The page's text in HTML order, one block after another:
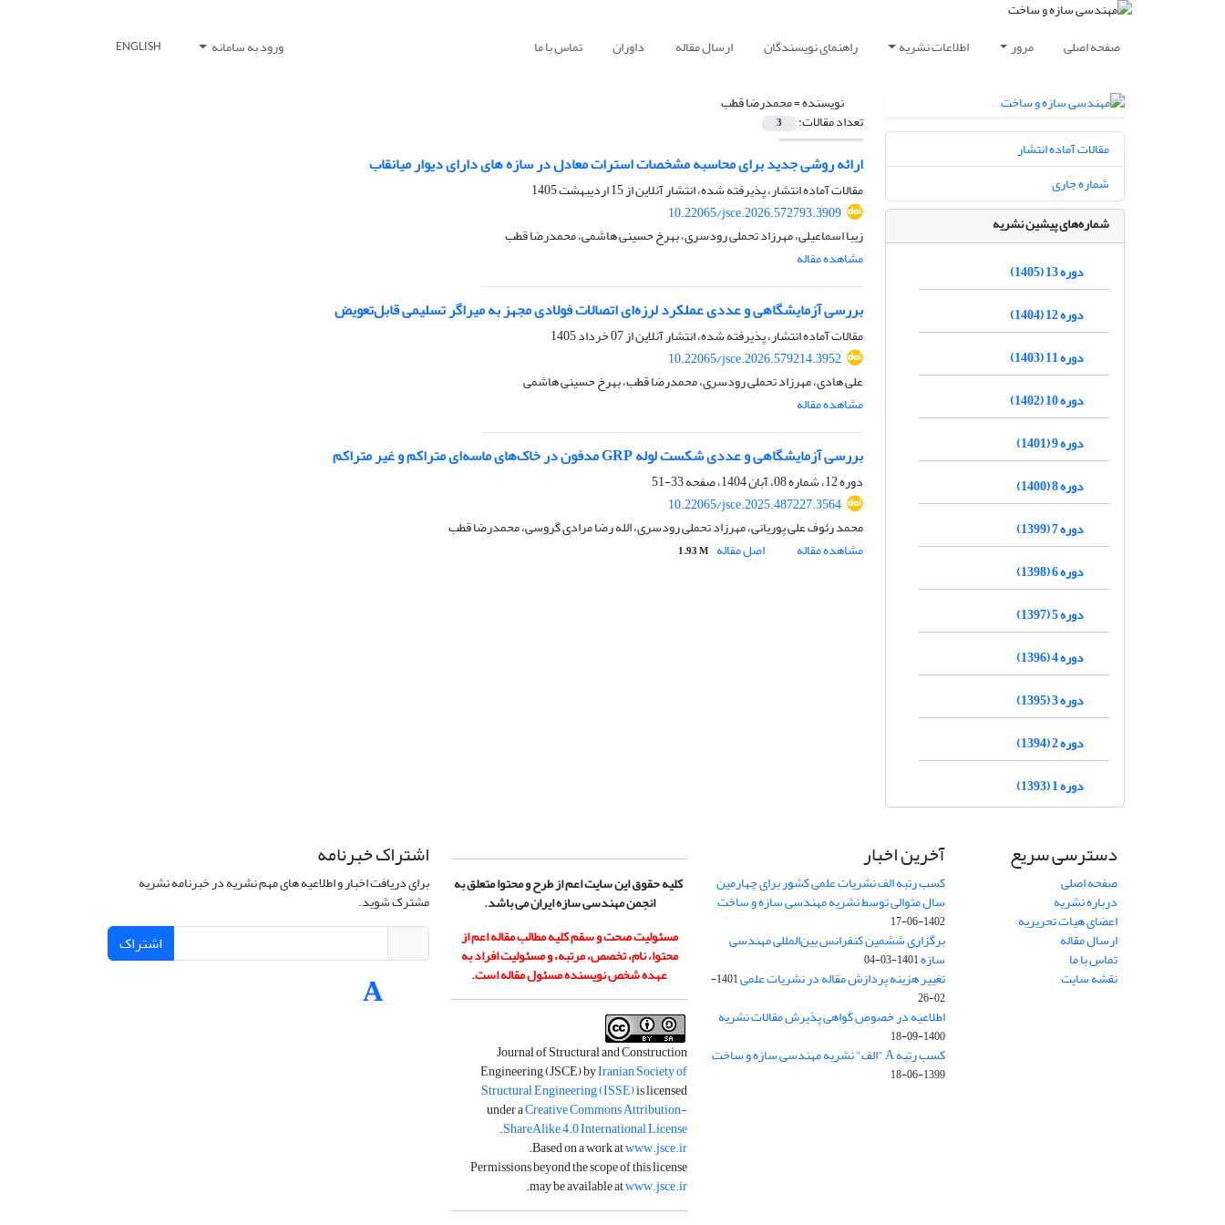
صفحه اصلی مرور اطلاعات نشریه راهنمای نویسندگان ارسال مقاله داوران تماس با ما ورود به سامانه ENGLISH
نویسنده =محمدرضا قطب
تعداد مقالات: 3
ارائه روشی جدید برای محاسبه مشخصات استرات معادل در سازه های دارای دیوار میانقاب
مقالات آماده انتشار، پذیرفته شده، انتشار آنلاین از15 اردیبهشت 1405
10.22065/jsce.2026.572793.3909
زیبا اسماعیلی، مهرزاد تحملی رودسری، بهرخ حسینی هاشمی، محمدرضا قطب
مشاهده مقاله
بررسی آزمایشگاهی و عددی عملکرد لرزه‌ای اتصالات فولادی مجهز به میراگر تسلیمی قابل‌تعویض
مقالات آماده انتشار، پذیرفته شده، انتشار آنلاین از07 خرداد 1405
10.22065/jsce.2026.579214.3952
علی هادی، مهرزاد تحملی رودسری، محمدرضا قطب، بهرخ حسینی هاشمی
مشاهده مقاله
بررسی آزمایشگاهی و عددی شکست لوله GRP مدفون در خاک‌‌های ماسه‌ای متراکم و غیر متراکم
دوره 12، شماره 08، آبان 1404، صفحه
33-51
10.22065/jsce.2025.487227.3564
محمد رئوف علی پوریانی، مهرزاد تحملی رودسری، الله رضا مرادی گروسی، محمدرضا قطب
مشاهده مقاله
اصل مقاله 1.93 M
مقالات آماده انتشار
شماره جاری
شماره‌های پیشین نشریه
دوره 13 (1405)
دوره 12 (1404)
دوره 11 (1403)
دوره 10 (1402)
دوره 9 (1401)
دوره 8 (1400)
دوره 7 (1399)
دوره 6 (1398)
دوره 5 (1397)
دوره 4 (1396)
دوره 3 (1395)
دوره 2 (1394)
دوره 1 (1393)
دسترسی سریع
صفحه اصلی
درباره نشریه
اعضای هیات تحریریه
ارسال مقاله
تماس با ما
نقشه سایت
آخرین اخبار
کسب رتبه الف نشریات علمی کشور برای چهارمین
سال متوالی توسط نشریه مهندسی سازه و ساخت
1402-06-17
برگزاری ششمین کنفرانس بین‌المللی مهندسی
سازه1401-03-04
تغییر هزینه پردازش مقاله در نشریات علمی
1401-
02-26
اطلاعیه در خصوص گواهی پذیرش مقالات نشریه
1400-09-18
کسب رتبه A "الف" نشریه مهندسی سازه و ساخت
1399-06-18
کلیه حقوق این سایت اعم از طرح و محتوا متعلق به
انجمن مهندسی سازه ایران می باشد.
مسئولیت صحت و سقم کلیه مطالب مقاله اعم از
محتوا، نام، تخصص، مرتبه، و مسئولیت افراد به
عهده شخص نویسنده مسئول مقاله است.
Journal of Structural and Construction
Engineering (JSCE) byIranian Society of
Structural Engineering (ISSE)is licensed
under aCreative Commons Attribution-
ShareAlike 4.0 International License
.
Based on a work atwww.jsce.ir
.
Permissions beyond the scope of this license
may be available atwww.jsce.ir
.
اشتراک خبرنامه
برای دریافت اخبار و اطلاعیه های مهم نشریه در خبرنامه نشریه
مشترک شوید.
اشتراک